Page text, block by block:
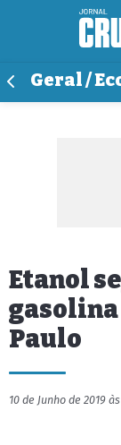
Geral /
Etanol
gasolina
Paulo
10 de Junho de 2019